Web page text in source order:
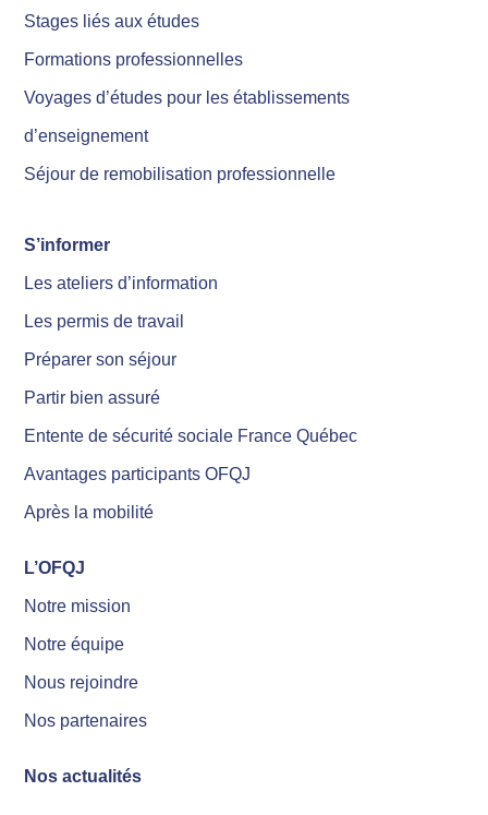
Stages liés aux études
Formations professionnelles
Voyages d’études pour les établissements
d’enseignement
Séjour de remobilisation professionnelle
S’informer
Les ateliers d’information
Les permis de travail
Préparer son séjour
Partir bien assuré
Entente de sécurité sociale France Québec
Avantages participants OFQJ
Après la mobilité
L’OFQJ
Notre mission
Notre équipe
Nous rejoindre
Nos partenaires
Nos actualités